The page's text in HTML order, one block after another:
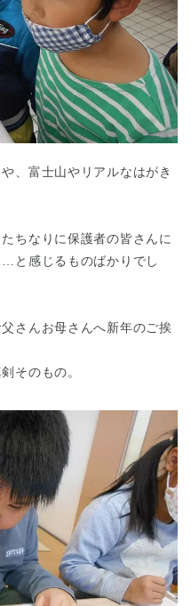
、富士山やリアルなはがき
ちなりに保護者の皆さんに
と感じるものばかりでし
さんお母さんへ新年のご挨
そのもの。